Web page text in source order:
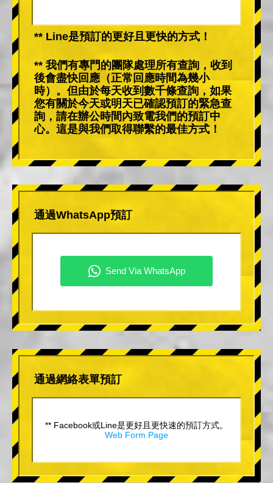
** Line是預訂的更好且更快的方式！
** 我們有專門的團隊處理所有查詢，收到
後會盡快回應（正常回應時間為幾小
時）。但由於每天收到數千條查詢，如果
您有關於今天或明天已確認預訂的緊急查
詢，請在辦公時間內致電我們的預訂中
心。這是與我們取得聯繫的最佳方式！
通過WhatsApp預訂
通過網絡表單預訂
** Facebook或Line是更好且更快速的預訂方式。
Web Form Page